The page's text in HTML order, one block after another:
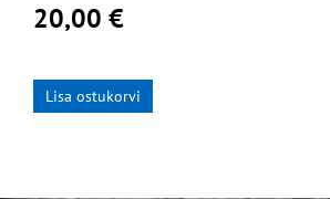
20,00 €
Lisa ostukorvi